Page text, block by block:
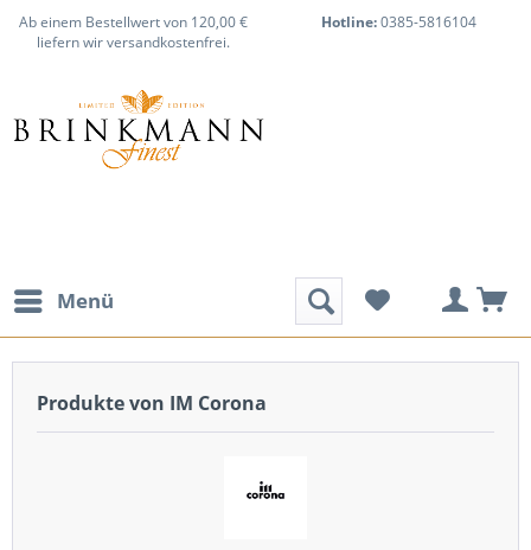
Ab einem Bestellwert von 120,00 €
liefern wir versandkostenfrei.
Hotline:0385-5816104
Menü
Produkte von IM Corona